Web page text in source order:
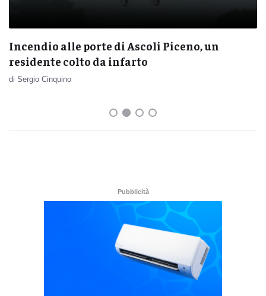
Incendio alle porte di Ascoli Piceno, un
residente colto da infarto
di Sergio Cinquino
Pubblicità